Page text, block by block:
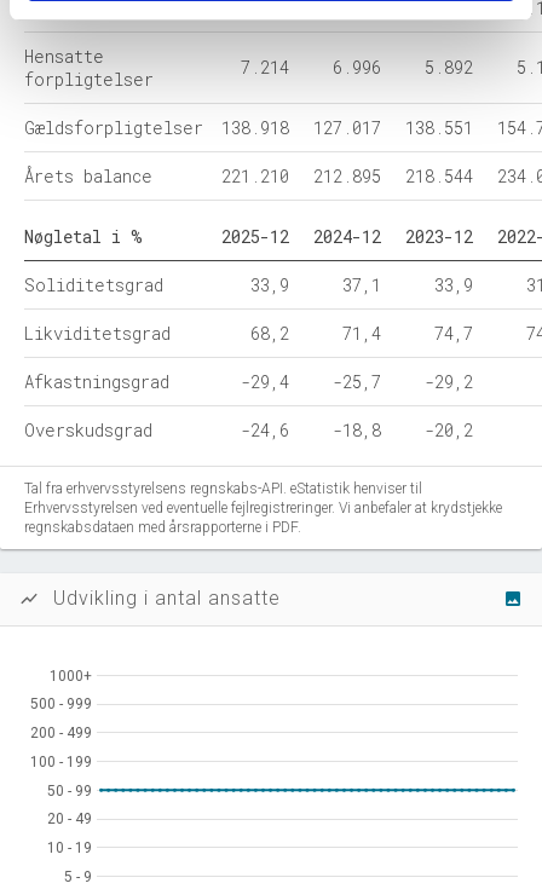
Egenkapital 75.078 78.882 74.101
Hensatte
forpligtelser
7.214 6.996 5.892
Gældsforpligtelser 138.918 127.017 138.551
Årets balance 221.210 212.895 218.544
Nøgletal i % 2025-12 2024-12 2023-12
Soliditetsgrad 33,9 37,1 33,9
Likviditetsgrad 68,2 71,4 74,7
Afkastningsgrad -29,4 -25,7 -29,2
Overskudsgrad -24,6 -18,8 -20,2
Tal fra erhvervsstyrelsens regnskabs-API. eStatistik henviser til
Erhvervsstyrelsen ved eventuelle fejlregistreringer. Vi anbefaler at krydstjekke
regnskabsdataen med årsrapporterne i PDF.
show_chart Udvikling i antal ansatte image
5 - 9
5 - 9
10 - 19
10 - 19
20 - 49
20 - 49
50 - 99
50 - 99
100 - 199
100 - 199
200 - 499
200 - 499
500 - 999
500 - 999
1000+
1000+